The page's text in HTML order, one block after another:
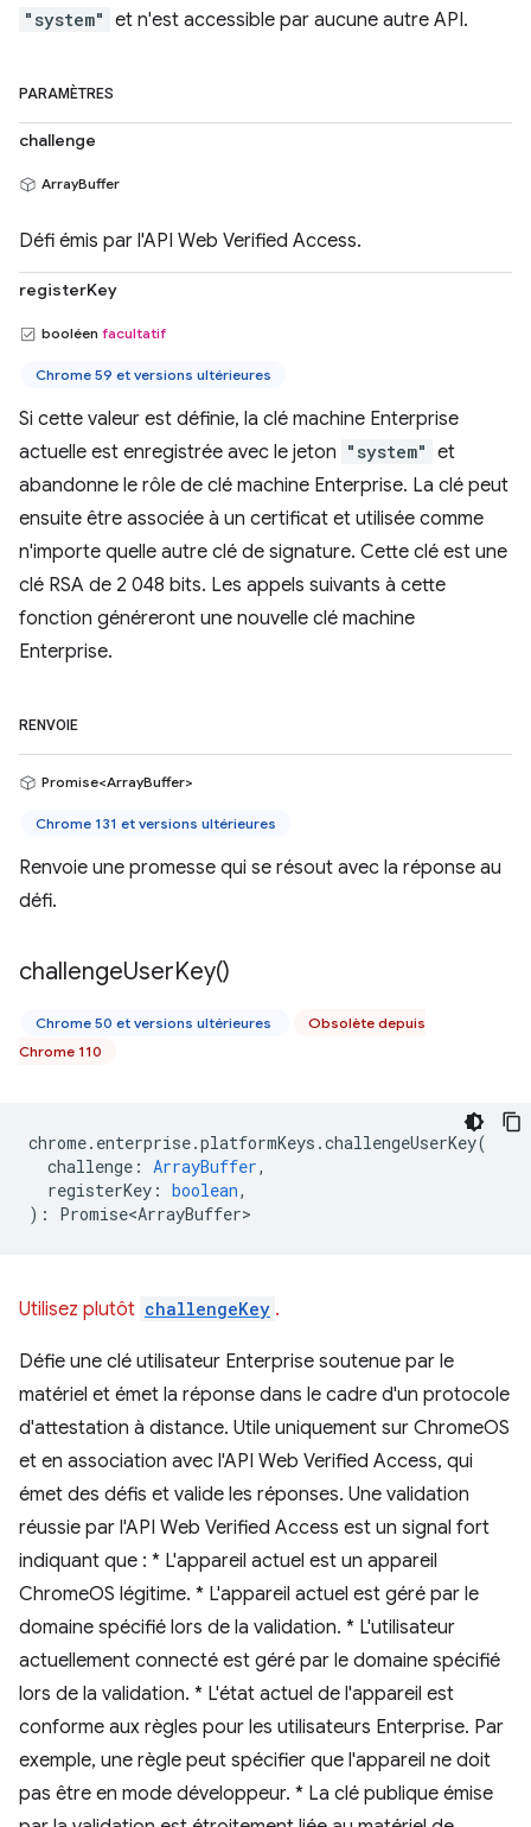
"system" et n'est accessible par aucune autre API.
PARAMÈTRES
challenge
ArrayBuffer
Défi émis par l'API Web Verified Access.
registerKey
booléen facultatif
Chrome 59 et versions ultérieures
Si cette valeur est définie, la clé machine Enterprise
actuelle est enregistrée avec le jeton "system" et
abandonne le rôle de clé machine Enterprise. La clé peut
ensuite être associée à un certificat et utilisée comme
n'importe quelle autre clé de signature. Cette clé est une
clé RSA de 2 048 bits. Les appels suivants à cette
fonction généreront une nouvelle clé machine
Enterprise.
RENVOIE
Promise<ArrayBuffer>
Chrome 131 et versions ultérieures
Renvoie une promesse qui se résout avec la réponse au
défi.
challengeUserKey()
Chrome 50 et versions ultérieures
Obsolète depuis
Chrome 110
chrome. enterprise.platformKeys .challengeUserKey(
challenge : ArrayBuffer,
registerKey : boolean,
) : Promise<ArrayBuffer>
Utilisez plutôt challengeKey .
Défie une clé utilisateur Enterprise soutenue par le
matériel et émet la réponse dans le cadre d'un protocole
d'attestation à distance. Utile uniquement sur ChromeOS
et en association avec l'API Web Verified Access, qui
émet des défis et valide les réponses. Une validation
réussie par l'API Web Verified Access est un signal fort
indiquant que : * L'appareil actuel est un appareil
ChromeOS légitime. * L'appareil actuel est géré par le
domaine spécifié lors de la validation. * L'utilisateur
actuellement connecté est géré par le domaine spécifié
lors de la validation. * L'état actuel de l'appareil est
conforme aux règles pour les utilisateurs Enterprise. Par
exemple, une règle peut spécifier que l'appareil ne doit
pas être en mode développeur. * La clé publique émise